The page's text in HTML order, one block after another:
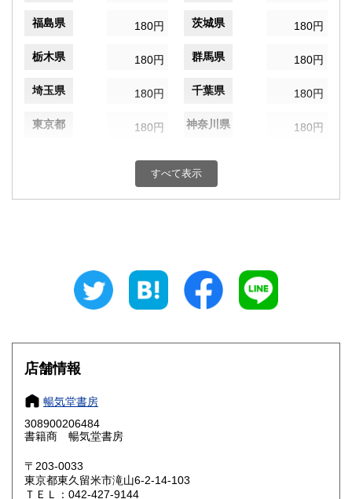
福島県 180円 茨城県 180円
栃木県 180円 群馬県 180円
埼玉県 180円 千葉県 180円
東京都 180円 神奈川県 180円
180円 富山県
180円 三重県
大阪府
奈良県
鳥取県
岡山県
山口県
すべて表示
店舗情報
暢気堂書房
308900206484
書籍商 暢気堂書房
〒203-0033
東京都東久留米市滝山6-2-14-103
ＴＥＬ：042-427-9144